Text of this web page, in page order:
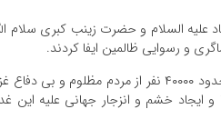
علیه السلام و حضرت زینب کبری سلام
و رسوایی ظالمین ایفا کردند.
همچنین این ایام همزمان شده است با ظلم و جنایت صهیونیست های کودک کش و کشتار حدود ۴۰۰۰۰ نفر از مردم مظلوم و بی
ایجاد خشم و انزجار جهانی علیه این